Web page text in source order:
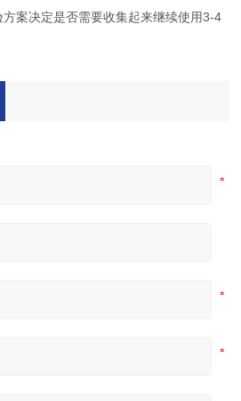
案决定是否需要收集起来继续使用3-4